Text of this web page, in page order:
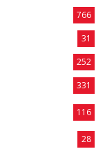
766
31
252
331
116
28